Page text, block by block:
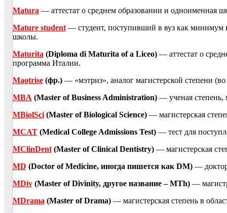
Matura — аттестат о среднем образовании и одноименная
Mature student— студент, поступивший в вуз как минимум в
школы.
Maturita (Diploma di Maturitа of a Liceo)— аттестат о
программа Италии.
Maоtrise (фр.)— «мэтриз», аналог магистерской степени
MBA (Master of Business Administration)— ученая степень,
MBiolSci (Master of Biological Science)— магистерская
MCAT (Medical College Admissions Test)— тест для
MClinDent (Master of Clinical Dentistry)— магистерская
MD (Doctor of Medicine, иногда пишется как DM)—
MDiv (Master of Divinity, другое название – MTh)—
MDrama (Master of Drama)— магистерская степень в